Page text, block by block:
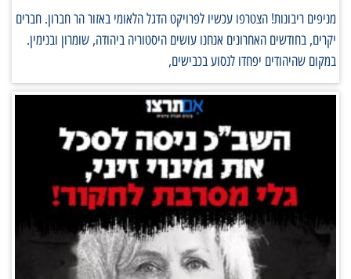
מניפים ריבונות! הצטרפו עכשיו לפרויקט הדגל הלאומי באזור הר חברון. חברים
יקרים, בחודשים האחרונים אנחנו עושים היסטוריה ביהודה, שומרון ובנימין.
במקום שהיהודים יפחדו לנסוע בכבישים,